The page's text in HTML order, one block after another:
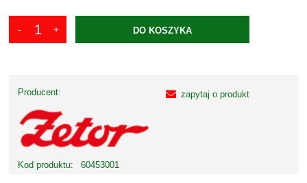
DO KOSZYKA
Producent:
Kod produktu: 60453001
zapytaj o produkt